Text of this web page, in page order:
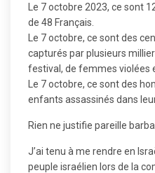
Le 7 octobre 2023, ce sont
de 48 Français.
Le 7 octobre, ce sont des
capturés par plusieurs
festival, de femmes violées
Le 7 octobre, ce sont des
enfants assassinés dans
Rien ne justifie pareille
J’ai tenu à me rendre en
peuple israélien lors de la